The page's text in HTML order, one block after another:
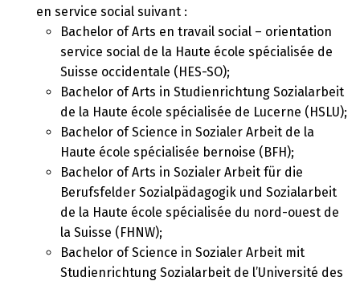
en service social suivant :
Bachelor of Arts en travail social – orientation
service social de la Haute école spécialisée de
Suisse occidentale (HES-SO);
Bachelor of Arts in Studienrichtung Sozialarbeit
de la Haute école spécialisée de Lucerne (HSLU);
Bachelor of Science in Sozialer Arbeit de la
Haute école spécialisée bernoise (BFH);
Bachelor of Arts in Sozialer Arbeit für die
Berufsfelder Sozialpädagogik und Sozialarbeit
de la Haute école spécialisée du nord-ouest de
la Suisse (FHNW);
Bachelor of Science in Sozialer Arbeit mit
Studienrichtung Sozialarbeit de l’Université des